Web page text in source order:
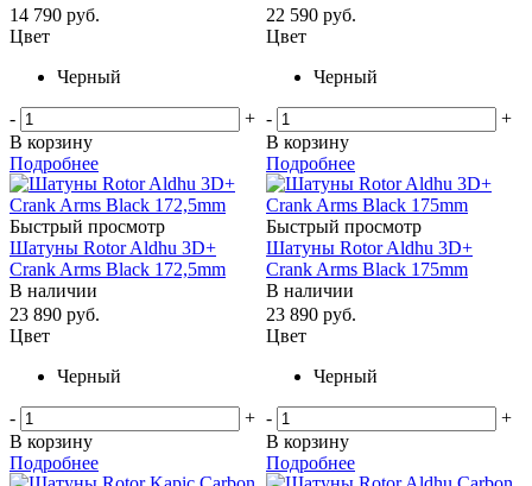
14 790 руб.
Цвет
Черный
-
+
В корзину
Подробнее
22 590 руб.
Цвет
Черный
-
+
В корзину
Подробнее
Быстрый просмотр
Шатуны Rotor Aldhu 3D+
Crank Arms Black 172,5mm
В наличии
23 890 руб.
Цвет
Черный
-
+
В корзину
Подробнее
Быстрый просмотр
Шатуны Rotor Aldhu 3D+
Crank Arms Black 175mm
В наличии
23 890 руб.
Цвет
Черный
-
+
В корзину
Подробнее